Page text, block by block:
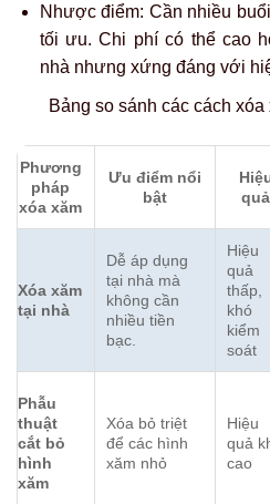
Nhược điểm: Cần nhiều
tối ưu. Chi phí có thể cao
nhà nhưng xứng đáng với
Bảng so sánh các cách
Phương
pháp
xóa xăm
Ưu điểm nổi
bật
quả
Xóa xăm
tại nhà
Dễ áp dụng
tại nhà mà
không cần
nhiều tiền
bạc.
Hiệu
quả
thấp,
khó
kiểm
soát
Phẫu
thuật
cắt bỏ
hình
xăm
Xóa bỏ triệt
để các hình
xăm nhỏ
Hiệu
quả
cao